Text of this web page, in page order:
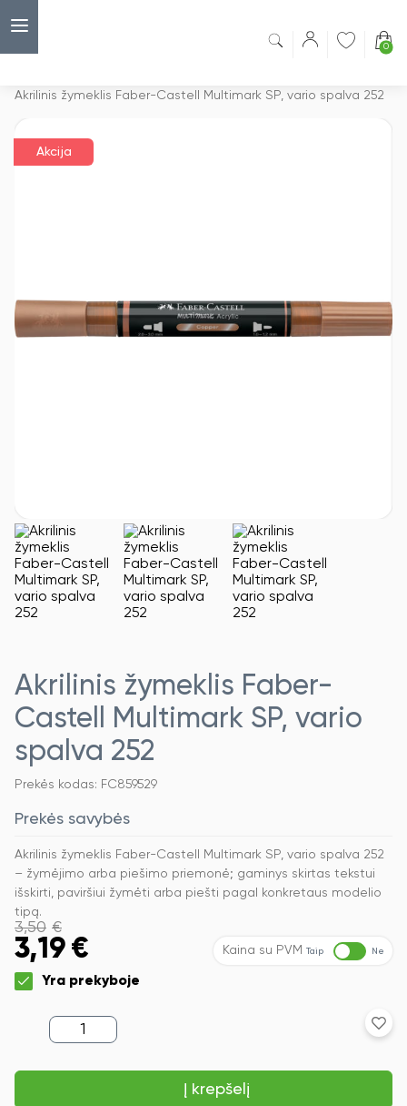
0
Akrilinis žymeklis Faber-Castell Multimark SP, vario spalva 252
Akcija
Akrilinis žymeklis Faber-
Castell Multimark SP, vario
spalva 252
Prekės kodas: FC859529
Prekės savybės
Akrilinis žymeklis Faber-Castell Multimark SP, vario spalva 252
– žymėjimo arba piešimo priemonė; gaminys skirtas tekstui
išskirti, paviršiui žymėti arba piešti pagal konkretaus modelio
tipą.
3,50 €
3,19 € Kaina su PVM Taip Ne
Yra prekyboje
produkto
kiekis:
žymeklis
Į krepšelį